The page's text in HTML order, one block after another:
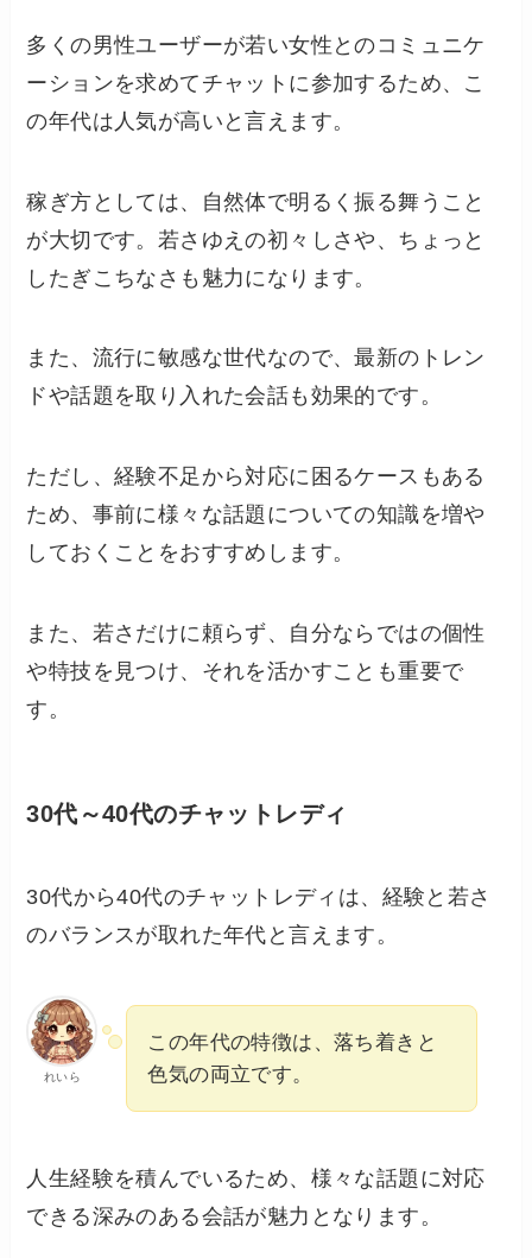
多くの男性ユーザーが若い女性とのコミュニケ
ーションを求めてチャットに参加するため、こ
の年代は人気が高いと言えます。
稼ぎ方としては、自然体で明るく振る舞うこと
が大切です。若さゆえの初々しさや、ちょっと
したぎこちなさも魅力になります。
また、流行に敏感な世代なので、最新のトレン
ドや話題を取り入れた会話も効果的です。
ただし、経験不足から対応に困るケースもある
ため、事前に様々な話題についての知識を増や
しておくことをおすすめします。
また、若さだけに頼らず、自分ならではの個性
や特技を見つけ、それを活かすことも重要で
す。
30代～40代のチャットレディ
30代から40代のチャットレディは、経験と若さ
のバランスが取れた年代と言えます。
れいら
この年代の特徴は、落ち着きと
色気の両立です。
人生経験を積んでいるため、様々な話題に対応
できる深みのある会話が魅力となります。